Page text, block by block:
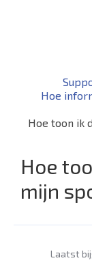
Hoe
Hoe toon ik
Hoe
mijn
Laatst